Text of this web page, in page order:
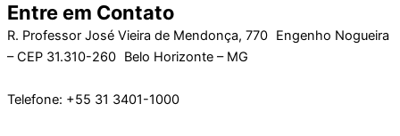
Entre em Contato
R. Professor José Vieira de Mendonça, 770 Engenho Nogueira
– CEP 31.310-260 Belo Horizonte – MG
Telefone: +55 31 3401-1000